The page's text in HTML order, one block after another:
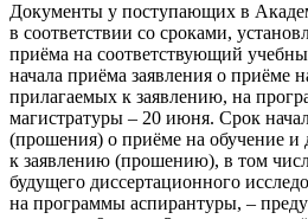
Документы у поступающих в
в соответствии со сроками,
приёма на соответствующий
начала приёма заявления о приёме
прилагаемых к заявлению, на
магистратуры – 20 июня. Срок
(прошения) о приёме на обучение и
к заявлению (прошению), в том
будущего диссертационного
на программы аспирантуры, –